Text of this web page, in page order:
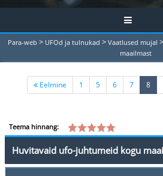
Para-web > UFOd ja tulnukad > Vaatlused mujal >
maailmast
Eelmine 1 5 6 7 8
Teema hinnang:
Huvitavaid ufo-juhtumeid kogu